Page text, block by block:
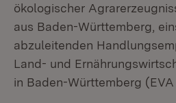
ökologischer
aus Baden-Württemberg,
abzuleitenden
Land- und
in Baden-Württemberg